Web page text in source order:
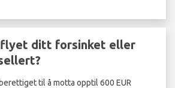
ditt forsinket eller
til å motta opptil 600 EUR